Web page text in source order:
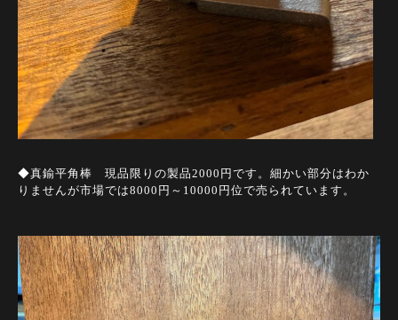
◆真鍮平角棒 現品限りの製品2000円です。細かい部分はわか
りませんが市場では8000円～10000円位で売られています。